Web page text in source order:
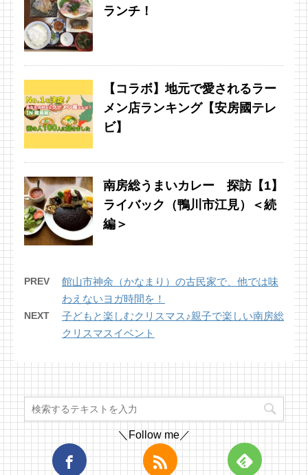
ランチ！
【コラボ】地元で愛されるラー
メン店ランキング【安房國テレ
ビ】
南房総うまいカレー 探訪【1】
ライバック（鴨川市江見）＜続
編＞
PREV
館山市神余（かなまり）の古民家で、他では味
わえないヨガ時間を！
NEXT
子どもと楽しむクリスマス♪親子で楽しい南房総
クリスマスイベント
＼Follow me／